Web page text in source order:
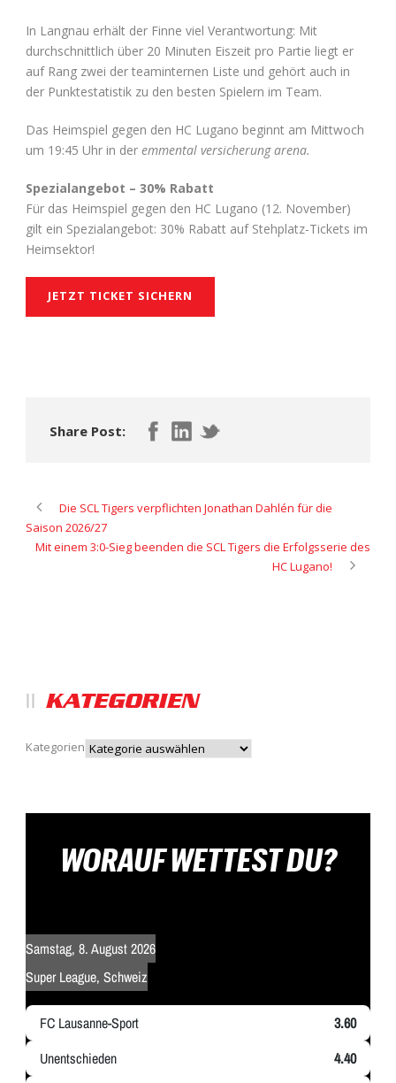
In Langnau erhält der Finne viel Verantwortung: Mit
durchschnittlich über 20 Minuten Eiszeit pro Partie liegt er
auf Rang zwei der teaminternen Liste und gehört auch in
der Punktestatistik zu den besten Spielern im Team.
Das Heimspiel gegen den HC Lugano beginnt am Mittwoch
um 19:45 Uhr in der emmental versicherung arena.
Spezialangebot – 30% Rabatt
Für das Heimspiel gegen den HC Lugano (12. November)
gilt ein Spezialangebot: 30% Rabatt auf Stehplatz-Tickets im
Heimsektor!
JETZT TICKET SICHERN
Share Post:
Die SCL Tigers verpflichten Jonathan Dahlén für die
Saison 2026/27
Mit einem 3:0-Sieg beenden die SCL Tigers die Erfolgsserie des
HC Lugano!
KATEGORIEN
Kategorien